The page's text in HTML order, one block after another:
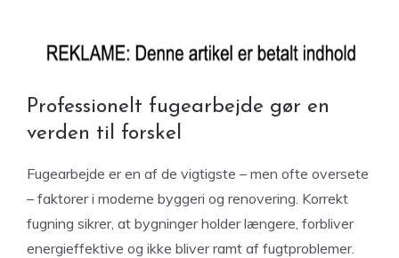
Professionelt fugearbejde gør en
verden til forskel
Fugearbejde er en af de vigtigste – men ofte oversete
– faktorer i moderne byggeri og renovering. Korrekt
fugning sikrer, at bygninger holder længere, forbliver
energieffektive og ikke bliver ramt af fugtproblemer.